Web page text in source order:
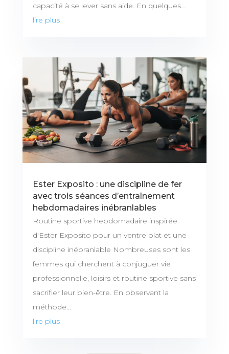
capacité à se lever sans aide. En quelques...
lire plus
Ester Exposito : une discipline de fer
avec trois séances d’entraînement
hebdomadaires inébranlables
Routine sportive hebdomadaire inspirée
d'Ester Exposito pour un ventre plat et une
discipline inébranlable Nombreuses sont les
femmes qui cherchent à conjuguer vie
professionnelle, loisirs et routine sportive sans
sacrifier leur bien-être. En observant la
méthode...
lire plus